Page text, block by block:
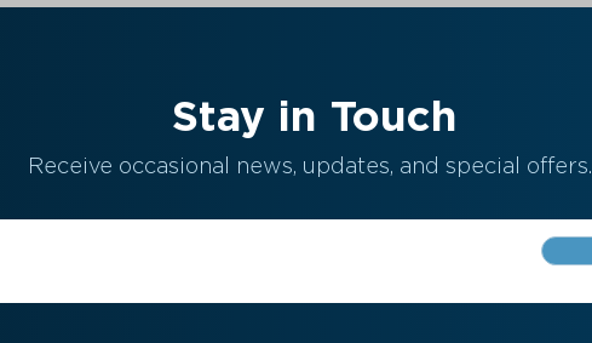
Stay in Touch
Receive occasional news, updates, and special offers.